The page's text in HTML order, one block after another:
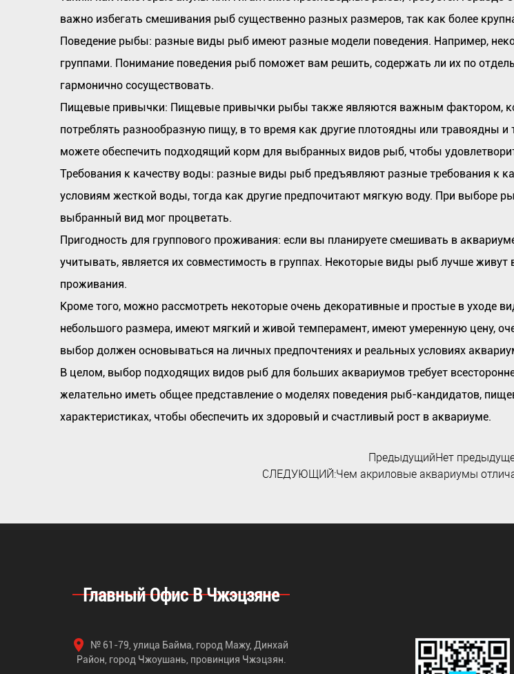
важно избегать смешивания рыб существенно разных размеров, так как более
Поведение рыбы: разные виды рыб имеют разные модели поведения. Например,
группами. Понимание поведения рыб поможет вам решить, содержать ли их по
гармонично сосуществовать.
Пищевые привычки: Пищевые привычки рыбы также являются важным фактором,
потреблять разнообразную пищу, в то время как другие плотоядны или травоядны
можете обеспечить подходящий корм для выбранных видов рыб, чтобы
Требования к качеству воды: разные виды рыб предъявляют разные требования к
условиям жесткой воды, тогда как другие предпочитают мягкую воду. При выборе
выбранный вид мог процветать.
Пригодность для группового проживания: если вы планируете смешивать в
учитывать, является их совместимость в группах. Некоторые виды рыб лучше живут
проживания.
Кроме того, можно рассмотреть некоторые очень декоративные и простые в уходе
небольшого размера, имеют мягкий и живой темперамент, имеют умеренную цену,
выбор должен основываться на личных предпочтениях и реальных условиях
В целом, выбор подходящих видов рыб для больших аквариумов требует
желательно иметь общее представление о моделях поведения рыб-кандидатов,
характеристиках, чтобы обеспечить их здоровый и счастливый рост в аквариуме.
ПредыдущийНет
СЛЕДУЮЩИЙ:Чем акриловые аквариумы
Главный Офис В Чжэцзяне
№ 61-79, улица Байма, город Мажу, Динхай
Район, город Чжоушань, провинция Чжэцзян.